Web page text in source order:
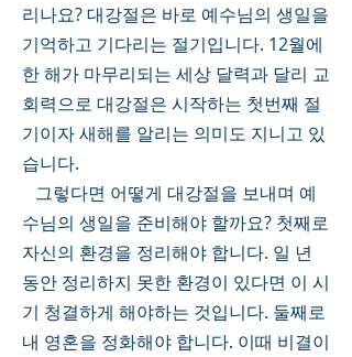
리나요? 대강절은 바로 예수님의 생일을
기억하고 기다리는 절기입니다. 12월에
한 해가 마무리되는 세상 달력과 달리 교
회력으로 대강절은 시작하는 첫번째 절
기이자 새해를 알리는 의미도 지니고 있
습니다.
수님의 생일을 준비해야 할까요? 첫째로
자신의 환경을 정리해야 합니다. 일 년
동안 정리하지 못한 환경이 있다면 이 시
기 청결하게 해야하는 것입니다. 둘째로
내 영혼을 정화해야 합니다. 이때 비결이